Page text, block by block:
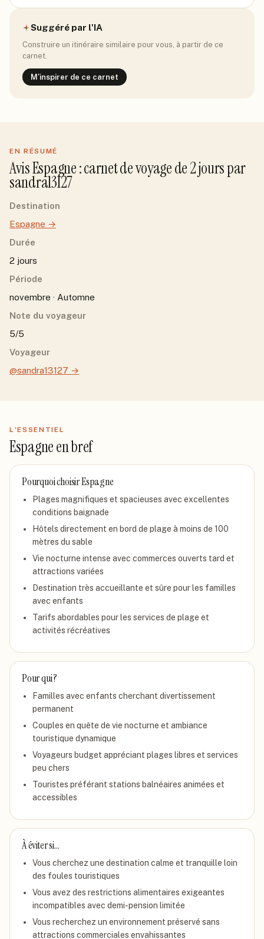
Suggéré par l'IA
Construire un itinéraire similaire pour vous, à partir de ce
carnet.
M'inspirer de ce carnet
EN RÉSUMÉ
AvisEspagne: carnet de voyage de2jourspar
sandra13127
Destination
Espagne →
Durée
2 jours
Période
novembre · Automne
Note du voyageur
5/5
Voyageur
@sandra13127 →
L'ESSENTIEL
Espagneen bref
Pourquoi choisirEspagne
Plages magnifiques et spacieuses avec excellentes
conditions baignade
Hôtels directement en bord de plage à moins de 100
mètres du sable
Vie nocturne intense avec commerces ouverts tard et
attractions variées
Destination très accueillante et sûre pour les familles
avec enfants
Tarifs abordables pour les services de plage et
activités récréatives
Pour qui ?
Familles avec enfants cherchant divertissement
permanent
Couples en quête de vie nocturne et ambiance
touristique dynamique
Voyageurs budget appréciant plages libres et services
peu chers
Touristes préférant stations balnéaires animées et
accessibles
À éviter si…
Vous cherchez une destination calme et tranquille loin
des foules touristiques
Vous avez des restrictions alimentaires exigeantes
incompatibles avec demi-pension limitée
Vous recherchez un environnement préservé sans
attractions commerciales envahissantes